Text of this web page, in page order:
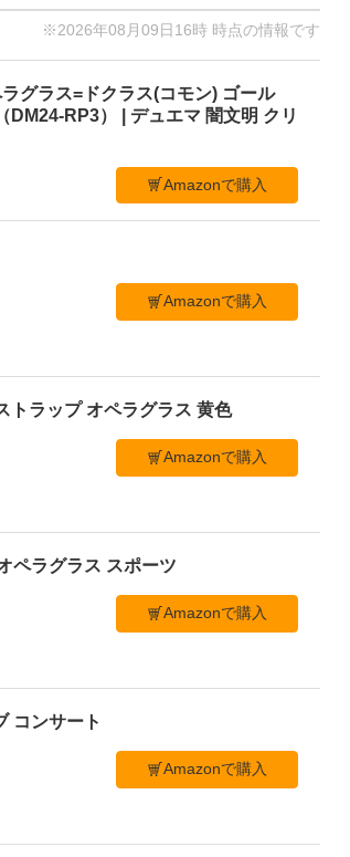
※2026年08月09日16時 時点の情報です
グラス=ドクラス(コモン) ゴール
DM24-RP3） | デュエマ 闇文明 クリ
Amazonで購入
Amazonで購入
トラップ オペラグラス 黄色
Amazonで購入
ペラグラス スポーツ
Amazonで購入
コンサート
Amazonで購入